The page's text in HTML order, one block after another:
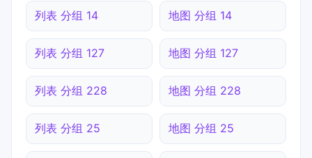
列表 分组 14 地图 分组 14
列表 分组 127 地图 分组 127
列表 分组 228 地图 分组 228
列表 分组 25 地图 分组 25